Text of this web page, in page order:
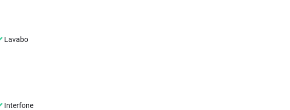
Lavabo
Interfone